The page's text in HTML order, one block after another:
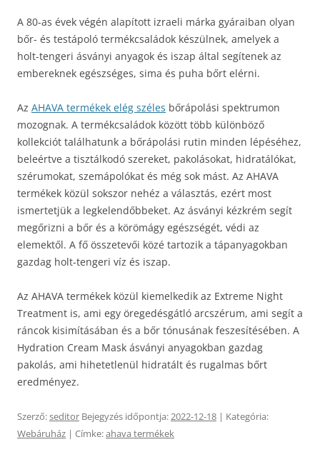
A 80-as évek végén alapított izraeli márka gyáraiban olyan
bőr- és testápoló termékcsaládok készülnek, amelyek a
holt-tengeri ásványi anyagok és iszap által segítenek az
embereknek egészséges, sima és puha bőrt elérni.
Az AHAVA termékek elég széles bőrápolási spektrumon
mozognak. A termékcsaládok között több különböző
kollekciót találhatunk a bőrápolási rutin minden lépéséhez,
beleértve a tisztálkodó szereket, pakolásokat, hidratálókat,
szérumokat, szemápolókat és még sok mást. Az AHAVA
termékek közül sokszor nehéz a választás, ezért most
ismertetjük a legkelendőbbeket. Az ásványi kézkrém segít
megőrizni a bőr és a körömágy egészségét, védi az
elemektől. A fő összetevői közé tartozik a tápanyagokban
gazdag holt-tengeri víz és iszap.
Az AHAVA termékek közül kiemelkedik az Extreme Night
Treatment is, ami egy öregedésgátló arcszérum, ami segít a
ráncok kisimításában és a bőr tónusának feszesítésében. A
Hydration Cream Mask ásványi anyagokban gazdag
pakolás, ami hihetetlenül hidratált és rugalmas bőrt
eredményez.
Szerző:seditor Bejegyzés időpontja:2022-12-18 | Kategória:
Webáruház | Címke:ahava termékek